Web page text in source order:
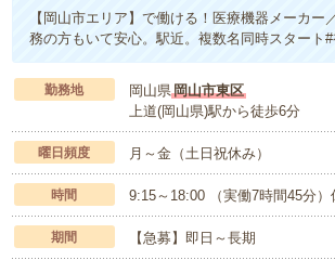
【岡山市エリア】で働ける！医療機器メーカ
務の方もいて安心。駅近。複数名同時スタート
勤務地 岡山県岡山市東区
上道(岡山県)駅から徒歩6分
曜日頻度 月～金（土日祝休み）
時間 9:15～18:00 （実働7時間45分
期間 【急募】即日～長期